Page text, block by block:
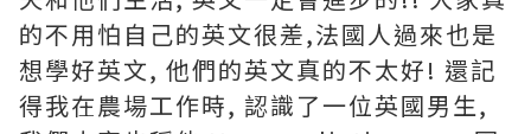
的不用怕自己的英文很差,法國人過來也是
想學好英文, 他們的英文真的不太好! 還記
得我在農場工作時, 認識了一位英國男生,